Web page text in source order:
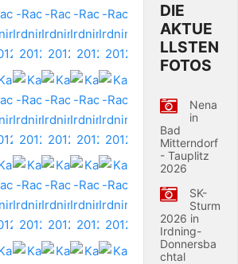
DIE
AKTUE
LLSTEN
FOTOS
Nena
in
Bad
Mitterndorf
- Tauplitz
2026
SK-
Sturm
2026 in
Irdning-
Donnersba
chtal